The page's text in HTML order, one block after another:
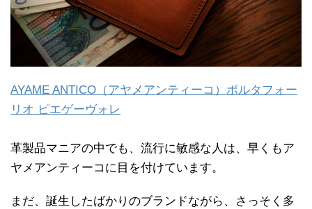
AYAME ANTICO（アヤメアンティーコ）ポルタフォー
リオ ピエゲーヴォレ
革製品マニアの中でも、流行に敏感な人は、早くもア
ヤメアンティーコに目を付けています。
まだ、誕生したばかりのブランドながら、さっそく多